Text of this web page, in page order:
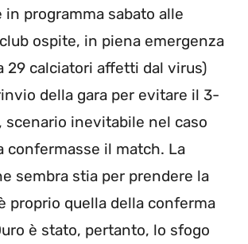
in programma sabato alle
ospite, in piena emergenza
29 calciatori affetti dal virus)
della gara per evitare il 3-
scenario inevitabile nel caso
confermasse il match. La
sembra stia per prendere la
proprio quella della conferma
è stato, pertanto, lo sfogo